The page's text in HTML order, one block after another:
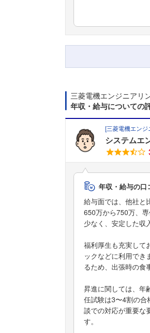
三菱電機エンジニアリ
年収・給与についての
[三菱電機エン
システムエ
年収・給与の口
給与面では、他社と
650万から750万、
少なく、安定した収
福利厚生も充実して
ックなどに利用で
るため、出張時の食
昇進に関しては、年
任試験は3〜4割の合
談での対応が重要な
す。